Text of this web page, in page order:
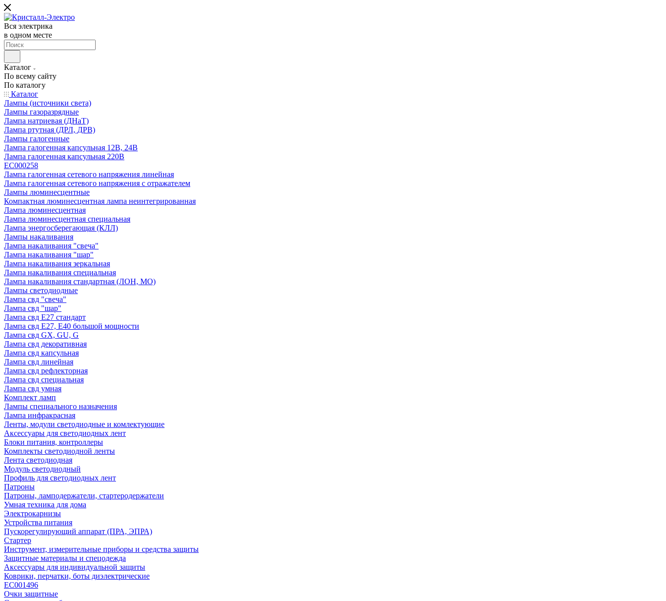
Вся электрика
в одном месте
Каталог
По всему сайту
По каталогу
Каталог
Лампы (источники света)
Лампы газоразрядные
Лампа натриевая (ДНаТ)
Лампа ртутная (ДРЛ, ДРВ)
Лампы галогенные
Лампа галогенная капсульная 12В, 24В
Лампа галогенная капсульная 220В
EC000258
Лампа галогенная сетевого напряжения линейная
Лампа галогенная сетевого напряжения с отражателем
Лампы люминесцентные
Компактная люминесцентная лампа неинтегрированная
Лампа люминесцентная
Лампа люминесцентная специальная
Лампа энергосберегающая (КЛЛ)
Лампы накаливания
Лампа накаливания "свеча"
Лампа накаливания "шар"
Лампа накаливания зеркальная
Лампа накаливания специальная
Лампа накаливания стандартная (ЛОН, МО)
Лампы светодиодные
Лампа свд "свеча"
Лампа свд "шар"
Лампа свд E27 стандарт
Лампа свд E27, Е40 большой мощности
Лампа свд GX, GU, G
Лампа свд декоративная
Лампа свд капсульная
Лампа свд линейная
Лампа свд рефлекторная
Лампа свд специальная
Лампа свд умная
Комплект ламп
Лампы специального назначения
Лампа инфракрасная
Ленты, модули светодиодные и комлектующие
Аксессуары для светодиодных лент
Блоки питания, контроллеры
Комплекты светодиодной ленты
Лента светодиодная
Модуль светодиодный
Профиль для светодиодных лент
Патроны
Патроны, ламподержатели, стартеродержатели
Умная техника для дома
Электрокарнизы
Устройства питания
Пускорегулирующий аппарат (ПРА, ЭПРА)
Стартер
Инструмент, измерительные приборы и средства защиты
Защитные материалы и спецодежда
Аксессуары для индивидуальной защиты
Коврики, перчатки, боты диэлектрические
EC001496
Очки защитные